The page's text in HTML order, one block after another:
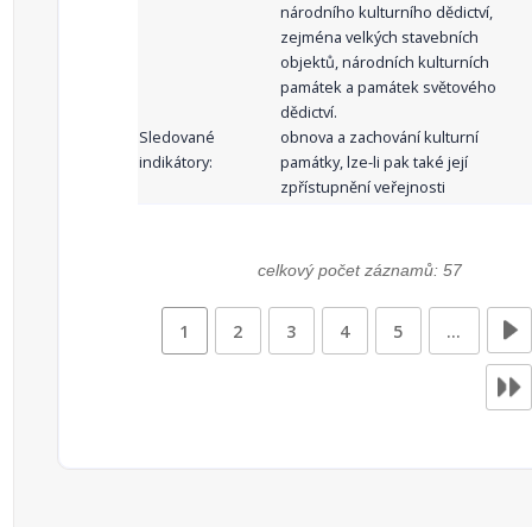
národního kulturního dědictví,
zejména velkých stavebních
objektů, národních kulturních
památek a památek světového
dědictví.
Sledované
indikátory:
obnova a zachování kulturní
památky, lze-li pak také její
zpřístupnění veřejnosti
celkový počet záznamů: 57
1 2 3 4 5 …